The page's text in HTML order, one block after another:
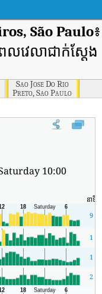
São Paulo៖
វេលាជាក់ស្តែង
Sao Jose Do Rio
Preto, Sao Paulo
សន៍គុណភាពខ្យល់តាមពេលវេលាពិត
10:00
នាទី
9
1
1
2